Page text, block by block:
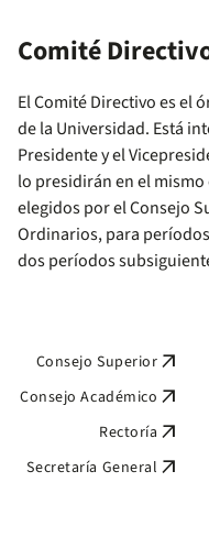
Comité
El Comité Directivo es el
de la Universidad. Está
Presidente y el
lo presidirán en el
elegidos por el Consejo
Ordinarios, para
dos períodos
Consejo Superior arrow_outward
Consejo Académico arrow_outward
Rectoría arrow_outward
Secretaría General arrow_outward